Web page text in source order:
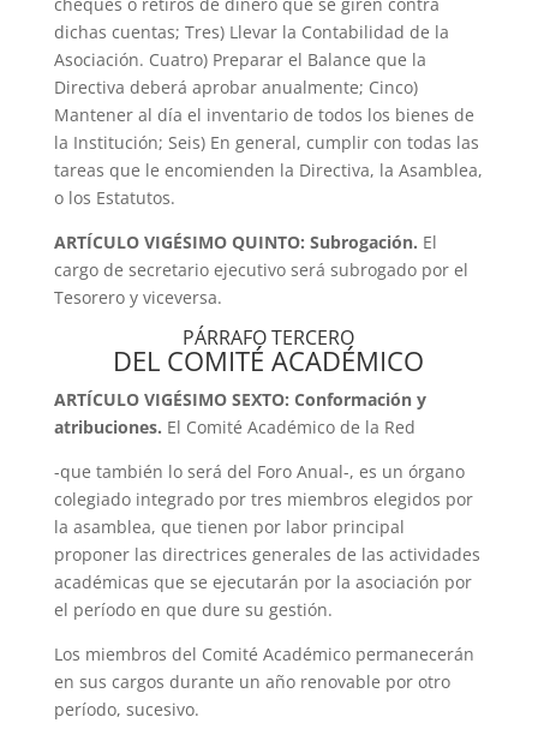
dichas cuentas; Tres) Llevar la Contabilidad de la
Asociación. Cuatro) Preparar el Balance que la
Directiva deberá aprobar anualmente; Cinco)
Mantener al día el inventario de todos los bienes de
la Institución; Seis) En general, cumplir con todas las
tareas que le encomienden la Directiva, la Asamblea,
o los Estatutos.
ARTÍCULO VIGÉSIMO QUINTO: Subrogación. El
cargo de secretario ejecutivo será subrogado por el
Tesorero y viceversa.
PÁRRAFO TERCERO
DEL COMITÉ ACADÉMICO
ARTÍCULO VIGÉSIMO SEXTO: Conformación y
atribuciones. El Comité Académico de la Red
-que también lo será del Foro Anual-, es un órgano
colegiado integrado por tres miembros elegidos por
la asamblea, que tienen por labor principal
proponer las directrices generales de las actividades
académicas que se ejecutarán por la asociación por
el período en que dure su gestión.
Los miembros del Comité Académico permanecerán
en sus cargos durante un año renovable por otro
período, sucesivo.